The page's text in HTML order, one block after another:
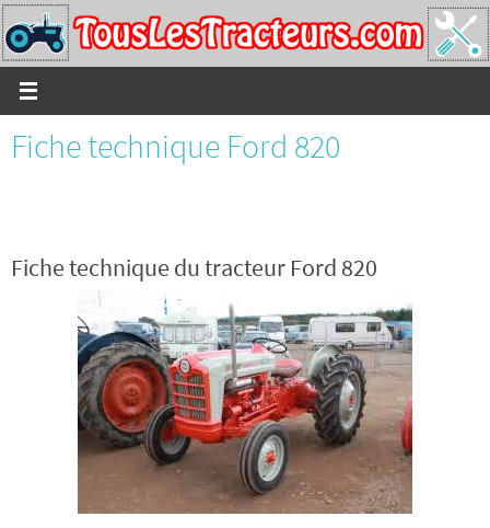
Passer
vers
le
contenu
Fiche technique Ford 820
Fiche technique du tracteur Ford 820